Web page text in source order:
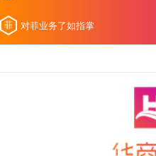
对菲业务了如指掌